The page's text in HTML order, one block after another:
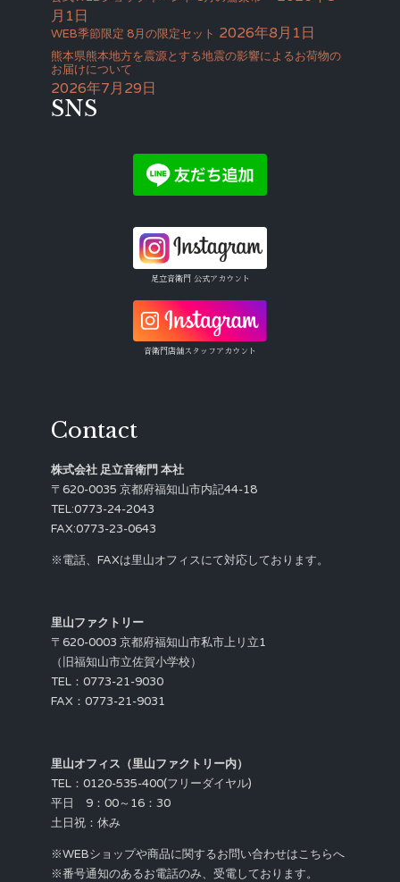
月1日
WEB季節限定 8月の限定セット 2026年8月1日
熊本県熊本地方を震源とする地震の影響によるお荷物の
お届けについて
2026年7月29日
SNS
足立音衛門 公式アカウント
音衛門店舗スタッフアカウント
Contact
株式会社 足立音衛門 本社
〒620-0035 京都府福知山市内記44-18
TEL:0773-24-2043
FAX:0773-23-0643
※電話、FAXは里山オフィスにて対応しております。
里山ファクトリー
〒620-0003 京都府福知山市私市上リ立1
（旧福知山市立佐賀小学校）
TEL：0773-21-9030
FAX：0773-21-9031
里山オフィス（里山ファクトリー内）
TEL：0120-535-400(フリーダイヤル)
平日 9：00～16：30
土日祝：休み
※WEBショップや商品に関するお問い合わせはこちらへ
※番号通知のあるお電話のみ、受電しております。